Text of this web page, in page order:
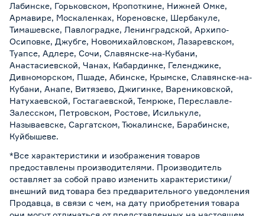
Лабинске, Горьковском, Кропоткине, Нижней Омке,
Армавире, Москаленках, Кореновске, Шербакуле,
Тимашевске, Павлоградке, Ленинградской, Архипо-
Осиповке, Джубге, Новомихайловском, Лазаревском,
Туапсе, Адлере, Сочи, Славянске-на-Кубани,
Анастасиевской, Чанах, Кабардинке, Геленджике,
Дивноморском, Пшаде, Абинске, Крымске, Славянске-на-
Кубани, Анапе, Витязево, Джигинке, Варениковской,
Натухаевской, Гостагаевской, Темрюке, Переславле-
Залесском, Петровском, Ростове, Исилькуле,
Называевске, Саргатском, Тюкалинске, Барабинске,
Куйбышеве.
*Все характеристики и изображения товаров
предоставлены производителями. Производитель
оставляет за собой право изменить характеристики/
внешний вид товара без предварительного уведомления
Продавца, в связи с чем, на дату приобретения товара